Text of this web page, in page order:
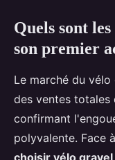
Quels sont
son premier
Le marché du vélo
des ventes totales
confirmant
polyvalente. Face